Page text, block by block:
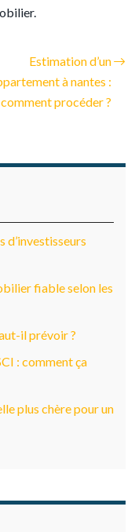
Estimation d’un
à nantes :
comment procéder ?
fiable selon les
il prévoir ?
: comment ça
plus chère pour un